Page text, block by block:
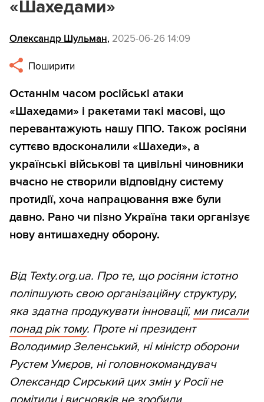
«Шахедами»
Олександр Шульман, 2025-06-26 14:09
Поширити
Останнім часом російські атаки
«Шахедами» і ракетами такі масові, що
перевантажують нашу ППО. Також росіяни
суттєво вдосконалили «Шахеди», а
українські військові та цивільні чиновники
вчасно не створили відповідну систему
протидії, хоча напрацювання вже були
давно. Рано чи пізно Україна таки організує
нову антишахедну оборону.
Від Texty.org.ua. Про те, що росіяни істотно
поліпшують свою організаційну структуру,
яка здатна продукувати інновації, ми писали
понад рік тому. Проте ні президент
Володимир Зеленський, ні міністр оборони
Рустем Умєров, ні головнокомандувач
Олександр Сирський цих змін у Росії не